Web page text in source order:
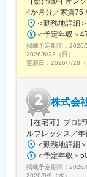
全国に約500
護・障がい
に提供する
事業所数が増
実感できます
自分たちで
医療・介護
す。
4か月分／家賃75
掲載予定期間： 2026/
2026/8/23（日）
更新日： 2026/7/28（
株式会
【在宅可】プロ
ルフレックス／
掲載予定期間： 2026/
2026/9/9（水）